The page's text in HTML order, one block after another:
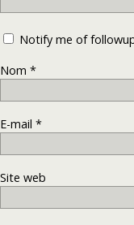
Notify me of
Nom *
E-mail *
Site web